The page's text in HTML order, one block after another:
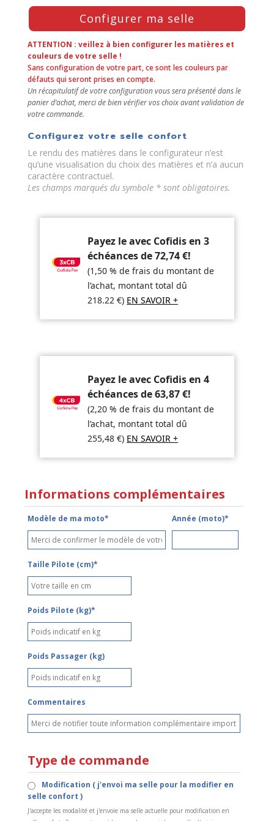
Press
the
Configure
button
to
enter
the
product
configurator
(next
element)
Configurer ma selle
ATTENTION : veillez à bien configurer les matières et
couleurs de votre selle !
Sans configuration de votre part, ce sont les couleurs par
défauts qui seront prises en compte.
Un récapitulatif de votre configuration vous sera présenté dans le
panier d’achat, merci de bien vérifier vos choix avant validation de
votre commande.
Configurez votre selle confort
Le rendu des matières dans le configurateur n’est
qu’une visualisation du choix des matières et n’a aucun
caractère contractuel.
Les champs marqués du symbole * sont obligatoires.
Payez le avec Cofidis en 3
échéances de72,74€!
(1,50 % de frais du montant de
l’achat, montant total dû
218.22€) EN SAVOIR +
Payez le avec Cofidis en 4
échéances de63,87€!
(2,20 % de frais du montant de
l’achat, montant total dû
255,48€) EN SAVOIR +
Informations complémentaires
Modèle de ma moto* Année (moto)*
Taille Pilote (cm)*
Poids Pilote (kg)*
Poids Passager (kg)
Commentaires
Type de commande
Modification ( j'envoi ma selle pour la modifier en
selle confort )
J'accepte les modalité et j'envoie ma selle actuelle pour modification en